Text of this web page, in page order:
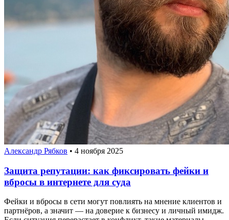
Александр Рябков • 4 ноября 2025
Защита репутации: как фиксировать фейки и
вбросы в интернете для суда
Фейки и вбросы в сети могут повлиять на мнение клиентов и
партнёров, а значит — на доверие к бизнесу и личный имидж.